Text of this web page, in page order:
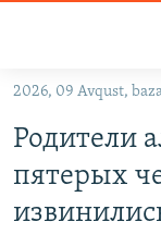
Əsas
qayıt
Əsas
naviqasiyaya
qayıt
#İZAHLA
KORRUPSIOMETR
2026, 09 Avqust,
Родители
пятерых